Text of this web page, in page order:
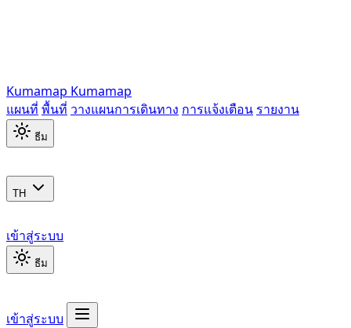
Kumamap Kumamap
แผนที่ พื้นที่ วางแผนการเดินทาง การแจ้งเตือน รายงาน
ธีม
TH
เข้าสู่ระบบ
ธีม
เข้าสู่ระบบ